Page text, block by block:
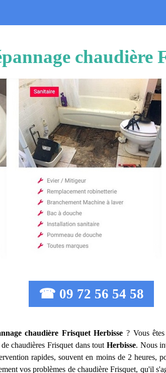
chaudière
☎ 09 72 56 54 58
chaudière Frisquet Herbisse ? Vous
chaudières Frisquet dans toutHerbisse. Nous
rapides, souvent en moins de 2 heures,
vos problèmes de chaudière Frisquet, qu'il